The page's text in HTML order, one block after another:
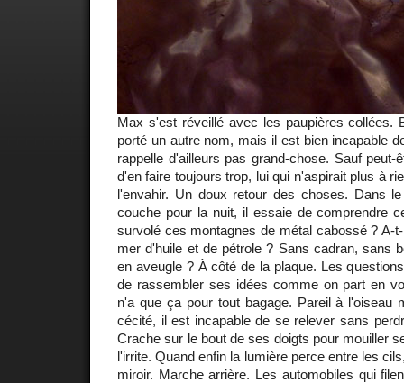
Max s'est réveillé avec les paupières collées.
porté un autre nom, mais il est bien incapable
rappelle d'ailleurs pas grand-chose. Sauf peut-
d'en faire toujours trop, lui qui n'aspirait plus à
l'envahir. Un doux retour des choses. Dans
couche pour la nuit, il essaie de comprendre
survolé ces montagnes de métal cabossé ? A-
mer d'huile et de pétrole ? Sans cadran, sans
en aveugle ? À côté de la plaque. Les
de rassembler ses idées comme on part en
n'a que ça pour tout bagage. Pareil à l'oiseau
cécité, il est incapable de se relever sans
Crache sur le bout de ses doigts pour mouiller
l'irrite. Quand enfin la lumière perce entre les
miroir. Marche arrière. Les automobiles qui